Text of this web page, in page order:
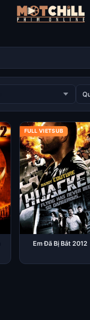
FULL VIETSUB
Em Đã Bị Bắt 2012